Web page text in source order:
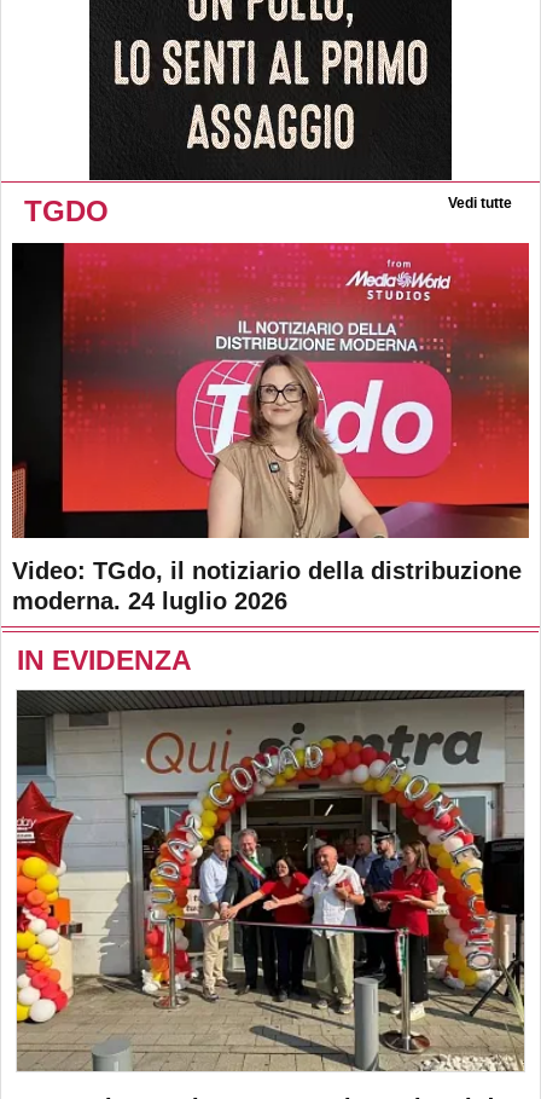
TGDO Vedi tutte
Video: TGdo, il notiziario della distribuzione
moderna. 24 luglio 2026
IN EVIDENZA